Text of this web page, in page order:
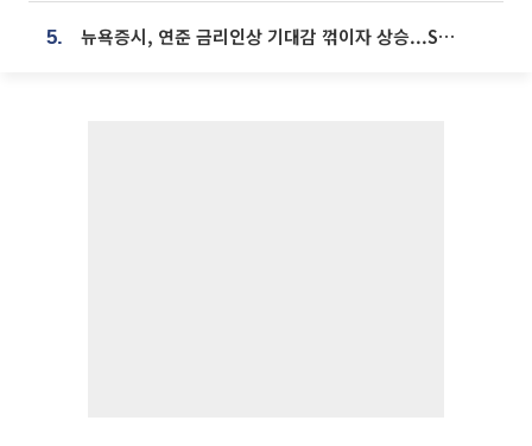
5. 뉴욕증시, 연준 금리인상 기대감 꺾이자 상승...S&P500 사상 최고치 [종합]